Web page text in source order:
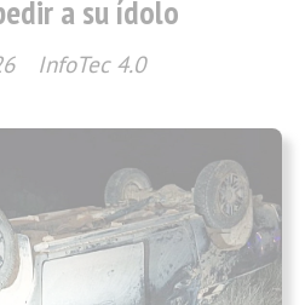
a su ídolo
InfoTec 4.0